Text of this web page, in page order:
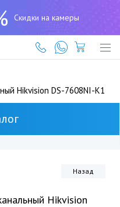
Скидки на камеры
(727)
317-
61-
61
Hikvision DS-7608NI-K1
Назад
Hikvision